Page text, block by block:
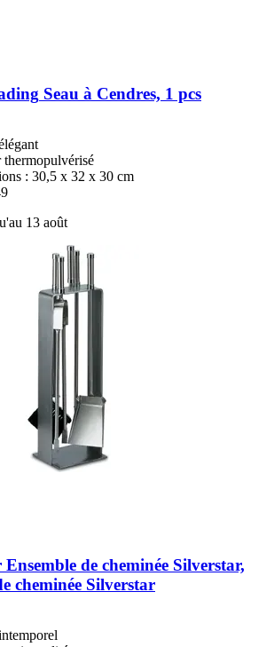
Seau à Cendres, 1 pcs
thermopulvérisé
: 30,5 x 32 x 30 cm
13 août
Ensemble de cheminée Silverstar,
cheminée Silverstar